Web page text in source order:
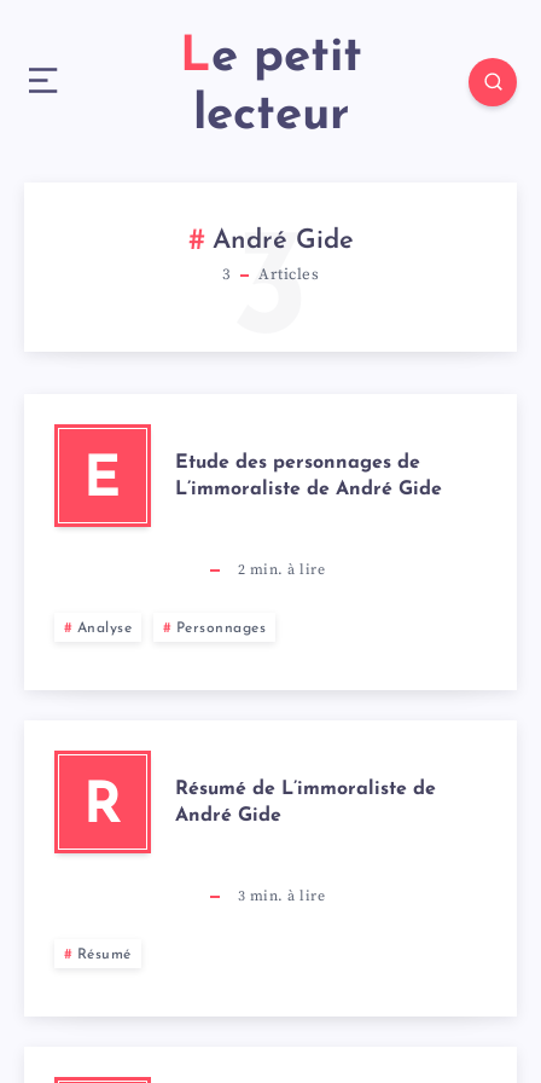
Le petit
lecteur
André Gide
3 Articles
3
E
Etude des personnages de
L’immoraliste de André Gide
2 min. à lire
Analyse Personnages
R
Résumé de L’immoraliste de
André Gide
3 min. à lire
Résumé